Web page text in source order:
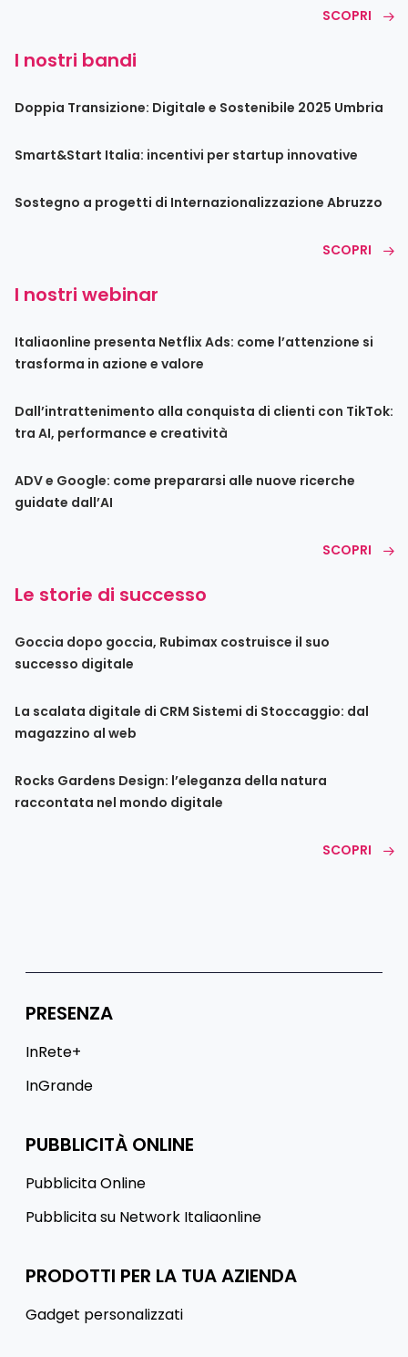
SCOPRI
I nostri bandi
Doppia Transizione: Digitale e Sostenibile 2025 Umbria
Smart&Start Italia: incentivi per startup innovative
Sostegno a progetti di Internazionalizzazione Abruzzo
SCOPRI
I nostri webinar
Italiaonline presenta Netflix Ads: come l’attenzione si
trasforma in azione e valore
Dall’intrattenimento alla conquista di clienti con TikTok:
tra AI, performance e creatività
ADV e Google: come prepararsi alle nuove ricerche
guidate dall’AI
SCOPRI
Le storie di successo
Goccia dopo goccia, Rubimax costruisce il suo
successo digitale
La scalata digitale di CRM Sistemi di Stoccaggio: dal
magazzino al web
Rocks Gardens Design: l’eleganza della natura
raccontata nel mondo digitale
SCOPRI
PRESENZA
InRete+
InGrande
PUBBLICITÀ ONLINE
Pubblicita Online
Pubblicita su Network Italiaonline
PRODOTTI PER LA TUA AZIENDA
Gadget personalizzati